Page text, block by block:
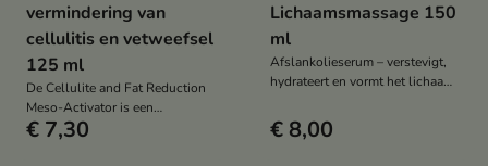
vermindering van
cellulitis en vetweefsel
125 ml
De Cellulite and Fat Reduction
Meso-Activator is een
intensieve, vormgevende
€ 7,30
Lichaamsmassage 150
ml
Afslankolieserum – verstevigt,
hydrateert en vormt het lichaam.
BeeLift cellulitiscomplex.
€ 8,00